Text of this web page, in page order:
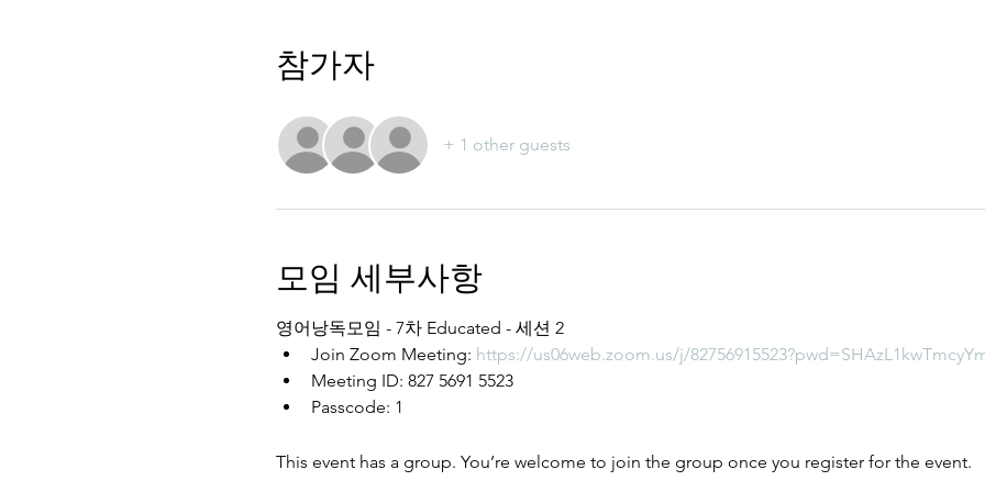
참가자
+ 1 other guests
모임 세부사항
영어낭독모임 - 7차 Educated - 세션 2
Join Zoom Meeting: https://us06web.zoom.us/j/
Meeting ID: 827 5691 5523
Passcode: 1
This event has a group. You’re welcome to join the group once you register for the event.